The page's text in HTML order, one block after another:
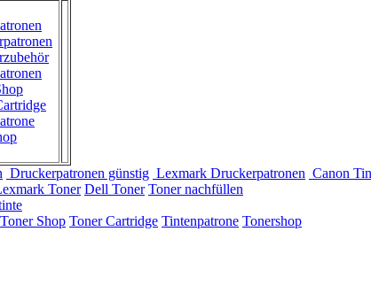
Druckerpatronen günstig Lexmark Druckerpatronen Canon
Toner Dell Toner Toner nachfüllen
Toner Shop Toner Cartridge Tintenpatrone Tonershop